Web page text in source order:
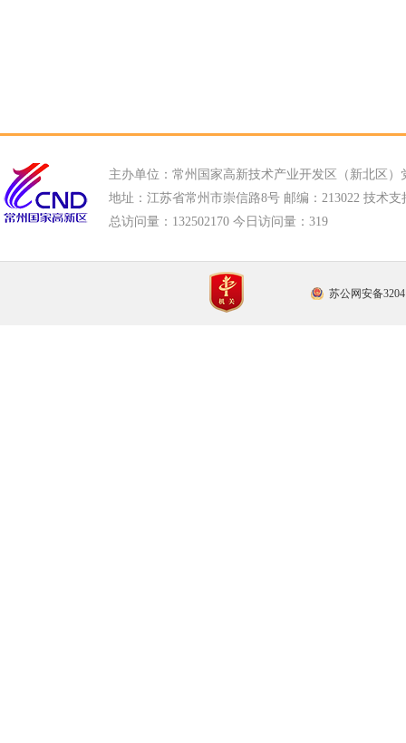
主办单位：常州国家高新技术产业开发区（新北区）
地址：江苏省常州市崇信路8号 邮编：213022 技术支
总访问量： 132502170 今日访问量： 319
苏公网安备